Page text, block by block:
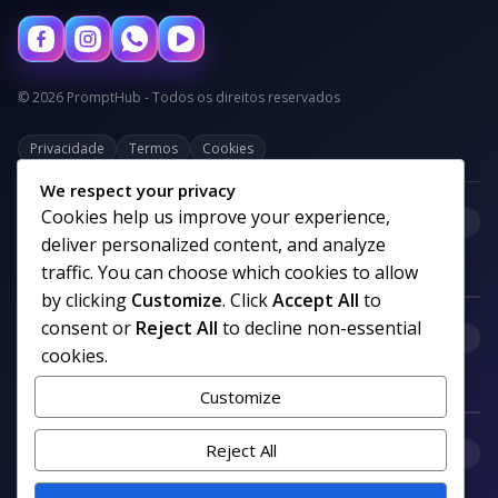
© 2026 PromptHub - Todos os direitos reservados
Privacidade Termos Cookies
Categorias
Links uteis
We respect your privacy
Cookies help us improve your experience,
deliver personalized content, and analyze
traffic. You can choose which cookies to allow
by clicking Customize. ClickAccept All to
consent or Reject All to decline non-essential
cookies.
Customize
Reject All